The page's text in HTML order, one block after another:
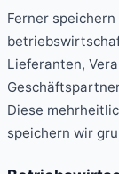
Ferner
Lieferanten,
Diese
speichern wir